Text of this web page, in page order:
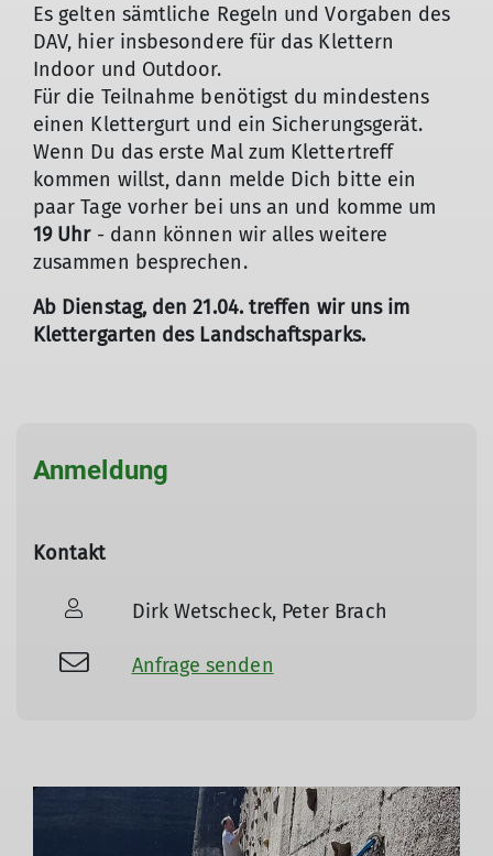
Es gelten sämtliche Regeln und Vorgaben des
DAV, hier insbesondere für das Klettern
Indoor und Outdoor.
Für die Teilnahme benötigst du mindestens
einen Klettergurt und ein Sicherungsgerät.
Wenn Du das erste Mal zum Klettertreff
kommen willst, dann melde Dich bitte ein
paar Tage vorher bei uns an und komme um
19 Uhr- dann können wir alles weitere
zusammen besprechen.
Ab Dienstag, den 21.04. treffen wir uns im
Klettergarten des Landschaftsparks.
Anmeldung
Kontakt
Dirk Wetscheck, Peter Brach
Anfrage senden